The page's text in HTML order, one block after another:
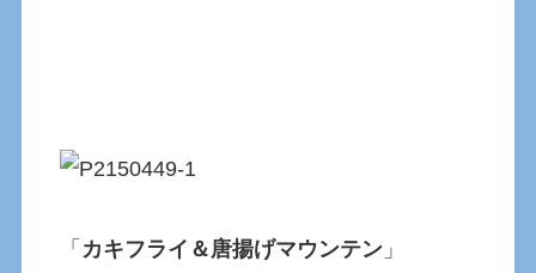
「 カキフライ＆唐揚げマウンテン 」